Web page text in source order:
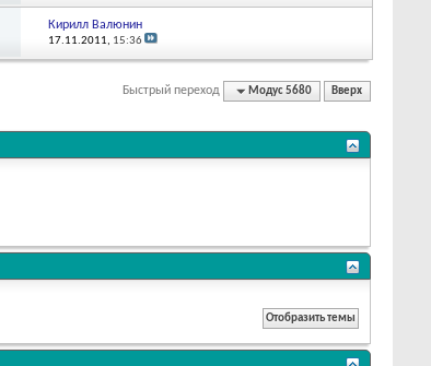
Кирилл Валюнин
17.11.2011, 15:36
Быстрый переход Модус 5680 Вверх